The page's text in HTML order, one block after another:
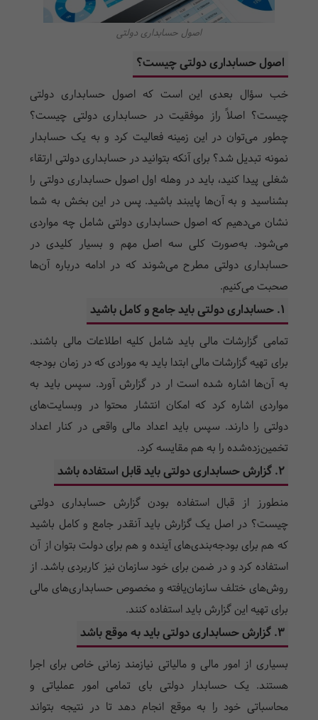
اصول حسابداری دولتی
اصول حسابداری دولتی چیست؟
خب سؤال بعدی این است که اصول حسابداری دولتی
چیست؟ اصلاً راز موفقیت در حسابداری دولتی چیست؟
چطور می‌توان در این زمینه فعالیت کرد و به یک حسابدار
نمونه تبدیل شد؟ برای آنکه بتوانید در حسابداری دولتی ارتقاء
شغلی پیدا کنید، باید در وهله اول اصول حسابداری دولتی را
بشناسید و به آن‌ها پایبند باشید. پس در این بخش به شما
نشان می‌دهیم که اصول حسابداری دولتی شامل چه مواردی
می‌شود. به‌صورت کلی سه اصل مهم و بسیار کلیدی در
حسابداری دولتی مطرح می‌شوند که در ادامه درباره آن‌ها
صحبت می‌کنیم.
1. حسابداری دولتی باید جامع و کامل باشید
تمامی گزارشات مالی باید شامل کلیه اطلاعات مالی باشند.
برای تهیه گزارشات مالی ابتدا باید به مورادی که در زمان بودجه
به آن‌ها اشاره شده است ار در گزارش آورد. سپس باید به
مواردی اشاره کرد که امکان انتشار محتوا در وبسایت‌های
دولتی را دارند. سپس باید اعداد مالی واقعی در کنار اعداد
تخمین‌زده‌شده را به هم مقایسه کرد.
2. گزارش حسابداری دولتی باید قابل استفاده باشد
منطورز از قبال استفاده بودن گزارش حسابداری دولتی
چیست؟ در اصل یک گزارش باید آنقدر جامع و کامل باشید
که هم برای بودجه‌بندی‌های آینده و هم برای دولت بتوان از آن
استفاده کرد و در ضمن برای خود سازمان نیز کاربردی باشد. از
روش‌های ختلف سازمان‌یافته و مخصوص حسابداری‌های مالی
برای تهیه این گزارش باید استفاده کنند.
3. گزارش حسابداری دولتی باید به موقع باشد
بسیاری از امور مالی و مالیاتی نیازمند زمانی خاص برای اجرا
هستند. یک حسابدار دولتی بای تمامی امور عملیاتی و
محاسباتی خود را به موقع انجام دهد تا در نتیجه بتواند